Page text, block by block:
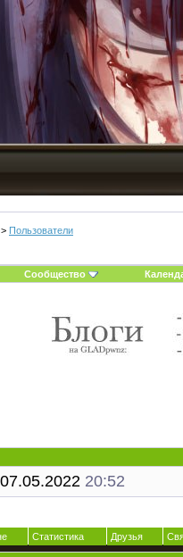
> Пользователи
Сообщество
07.05.2022 20:52
Статистика Друзья